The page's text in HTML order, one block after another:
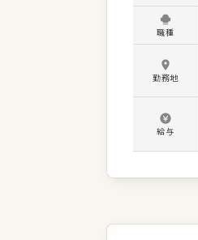
職種
勤務地
給与